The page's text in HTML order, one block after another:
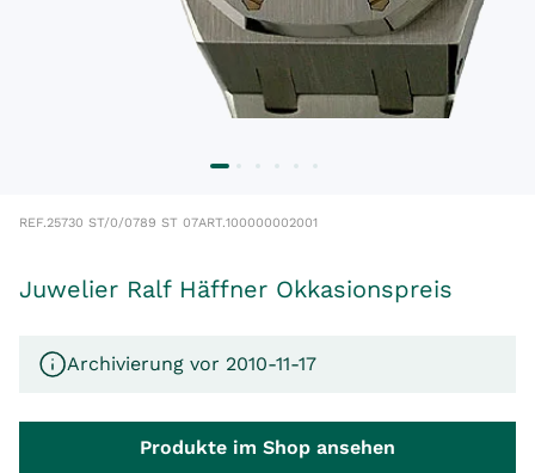
REF.25730 ST/0/0789 ST 07ART.100000002001
Juwelier Ralf Häffner Okkasionspreis
Archivierung vor 2010-11-17
Produkte im Shop ansehen